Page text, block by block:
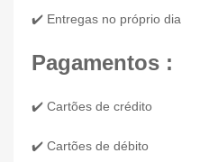
✔️ Entregas no próprio dia
Pagamentos :
✔️ Cartões de crédito
✔️ Cartões de débito